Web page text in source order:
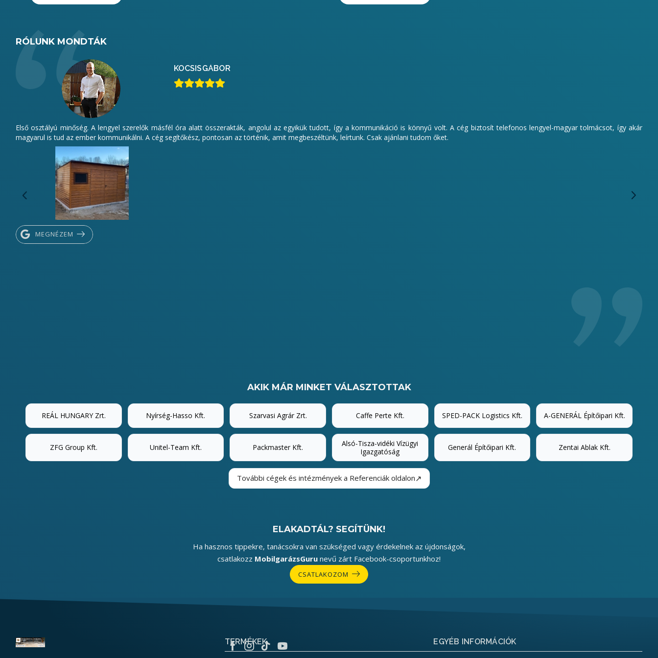
RÓLUNK MONDTÁK
KOCSISGÁBOR
Első osztályú minőség. A lengyel szerelők másfél óra alatt összerakták, angolul az egyikük tudott, így a kommunikáció is könnyű volt. A cég biztosít telefonos lengyel-magyar tolmácsot, így akár
magyarul is tud az ember kommunikálni. A cég segítőkész, pontosan az történik, amit megbeszéltünk, leírtunk. Csak ajánlani tudom őket.
MEGNÉZEM
AKIK MÁR MINKET VÁLASZTOTTAK
REÁL HUNGARY Zrt. Nyírség-Hasso Kft. Szarvasi Agrár Zrt. Caffe Perte Kft. SPED-PACK Logistics Kft. A-GENERÁL Építőipari Kft.
ZFG Group Kft. Unitel-Team Kft. Packmaster Kft.
Alsó-Tisza-vidéki Vízügyi
Igazgatóság
Generál Építőipari Kft. Zentai Ablak Kft.
További cégek és intézmények a Referenciák oldalon↗
ELAKADTÁL? SEGÍTÜNK!
Ha hasznos tippekre, tanácsokra van szükséged vagy érdekelnek az újdonságok,
csatlakozz MobilgarázsGuru nevű zárt Facebook-csoportunkhoz!
CSATLAKOZOM
TERMÉKEK EGYÉB INFORMÁCIÓK